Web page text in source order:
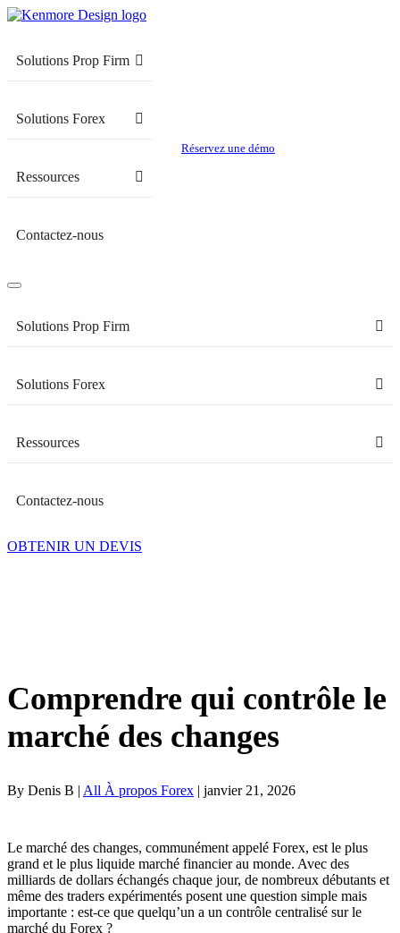
Solutions Prop Firm
Solutions Forex
Ressources
Contactez-nous
Réservez une démo
Solutions Prop Firm
Solutions Forex
Ressources
Contactez-nous
OBTENIR UN DEVIS
Comprendre qui contrôle le
marché des changes
By Denis B | All À propos Forex | janvier 21, 2026
Le marché des changes, communément appelé Forex, est le plus
grand et le plus liquide marché financier au monde. Avec des
milliards de dollars échangés chaque jour, de nombreux débutants et
même des traders expérimentés posent une question simple mais
importante : est-ce que quelqu’un a un contrôle centralisé sur le
marché du Forex ?